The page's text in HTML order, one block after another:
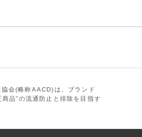
協会(略称AACD)は、ブランド
商品”の流通防止と排除を目指す